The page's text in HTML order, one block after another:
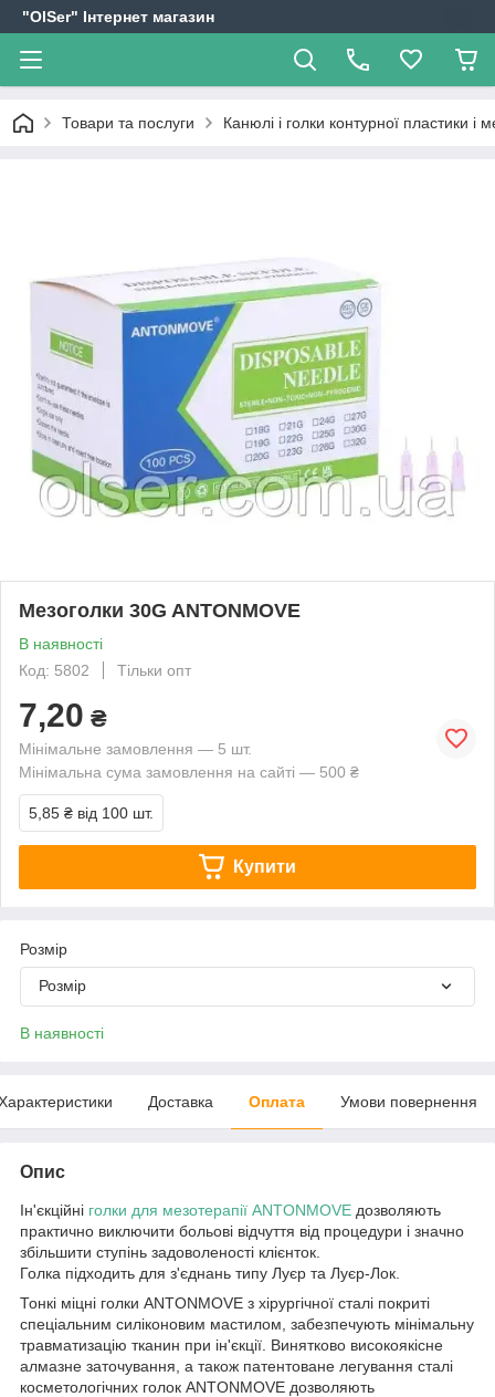
"OlSer" Інтернет магазин
Товари та послуги Канюлі і голки контурної пластики і
Мезоголки 30G ANTONMOVE
В наявності
Код: 5802
Тільки опт
7,20 ₴
Мінімальне замовлення — 5 шт.
Мінімальна сума замовлення на сайті — 500 ₴
5,85 ₴ від 100 шт.
Купити
Розмір
Розмір
В наявності
Доставка Оплата Умови повернення
Опис
Ін'єкційні голки для мезотерапії ANTONMOVE дозволяють
практично виключити больові відчуття від процедури і значно
збільшити ступінь задоволеності клієнток.
Голка підходить для з'єднань типу Луєр та Луєр-Лок.
Тонкі міцні голки ANTONMOVE з хірургічної сталі покриті
спеціальним силіконовим мастилом, забезпечують мінімальну
травматизацію тканин при ін'єкції. Винятково високоякісне
алмазне заточування, а також патентоване легування сталі
косметологічних голок ANTONMOVE дозволяють